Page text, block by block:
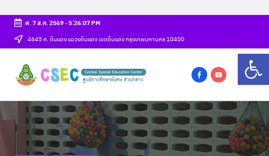
Skip
content
ศ. 7 ส.ค. 2569-5:26:08 PM
4645 ถ. ดินแดง แขวงดินแดง เขตดินแดง กรุงเทพมหานคร 10400
ศู
น
ย์
ก
csec
a
c
e
b
o
u
t
u